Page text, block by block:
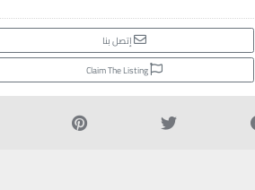
إتصل بنا
Claim The Listing